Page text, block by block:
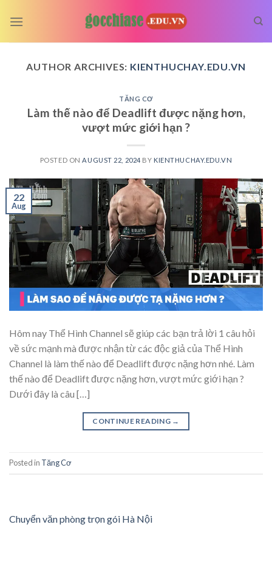
AUTHOR ARCHIVES: KIENTHUCHAY.EDU.VN
TĂNG CƠ
Làm thế nào để Deadlift được nặng hơn,
vượt mức giới hạn ?
POSTED ON AUGUST 22, 2024 BY KIENTHUCHAY.EDU.VN
22
Aug
Hôm nay Thể Hình Channel sẽ giúp các bạn trả lời 1 câu hỏi
về sức mạnh mà được nhận từ các độc giả của Thể Hình
Channel là làm thế nào để Deadlift được nặng hơn nhé. Làm
thế nào để Deadlift được nặng hơn, vượt mức giới hạn ?
Dưới đây là câu […]
CONTINUE READING →
Posted in Tăng Cơ
Chuyển văn phòng trọn gói Hà Nội